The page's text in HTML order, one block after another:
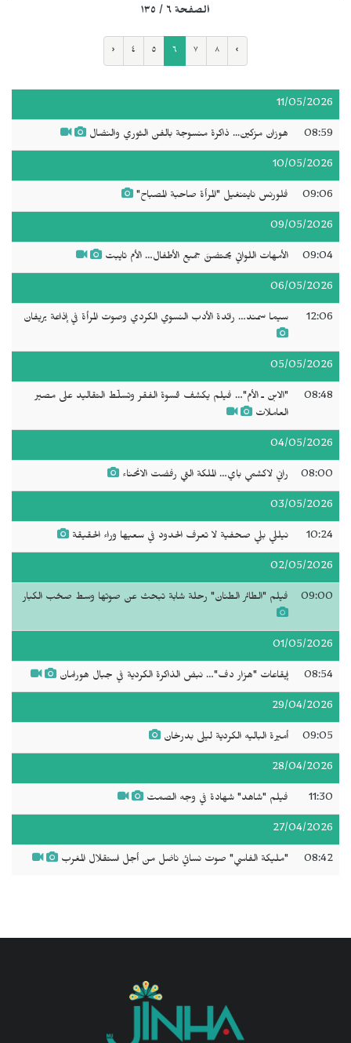
الصفحة ٦ / ١٣٥
‹ ٤ ٥ ٦ ٧ ٨ ›
11/05/2026
08:59 هوزان مزكين... ذاكرة منسوجة بالفن الثوري والنضال
10/05/2026
09:06 فلورنس نايتنغيل "المرأة صاحبة المصباح"
09/05/2026
09:04 الأمهات اللواتي يحتضنَّ جميع الأطفال… الأم تايبت
06/05/2026
12:06 سيما سمند… رائدة الأدب النسوي الكردي وصوت المرأة في إذاعة يريفان
05/05/2026
08:48
"الابن ـ الأم"… فيلم يكشف قسوة الفقر وتسلّط التقاليد على مصير
العاملات
04/05/2026
08:00 راني لاكشمي باي… الملكة التي رفضت الانحناء
03/05/2026
10:24 نيللي بلي صحفية لا تعرف الحدود في سعيها وراء الحقيقة
02/05/2026
09:00 فيلم "الطائر الطنان" رحلة شابة تبحث عن صوتها وسط صخب الكبار
01/05/2026
08:54 إيقاعات "هزار دف"… نبض الذاكرة الكردية في جبال هورامان
29/04/2026
09:05 أميرة الباليه الكردية ليلى بدرخان
28/04/2026
11:30 فيلم "شاهد" شهادة في وجه الصمت
27/04/2026
08:42 "مليكة الفاسي" صوت نسائي ناضل من أجل استقلال المغرب